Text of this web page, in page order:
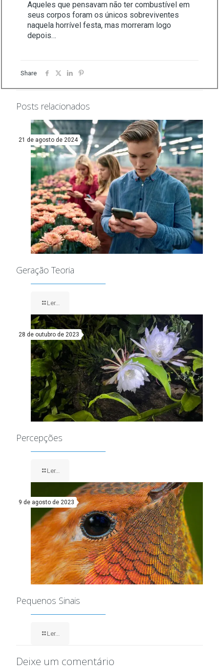
Aqueles que pensavam não ter combustível em
seus corpos foram os únicos sobreviventes
naquela horrível festa, mas morreram logo
depois…
Share
Posts relacionados
21 de agosto de 2024
Geração Teoria
Ler...
28 de outubro de 2023
Percepções
Ler...
9 de agosto de 2023
Pequenos Sinais
Ler...
Deixe um comentário